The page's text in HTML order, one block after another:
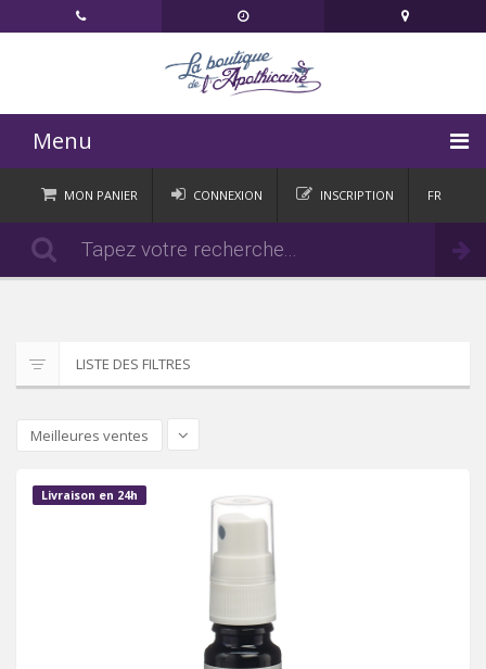
Menu
ACCUEIL
CATÉGORIES
MON PANIER
Commander
CONNEXION INSCRIPTION FR
LISTE DES FILTRES
Meilleures ventes
Livraison en 24h